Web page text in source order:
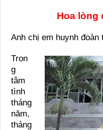
Hoa lòng
Anh chị em huynh đoàn
Tron
g
tâm
tình
tháng
năm,
tháng